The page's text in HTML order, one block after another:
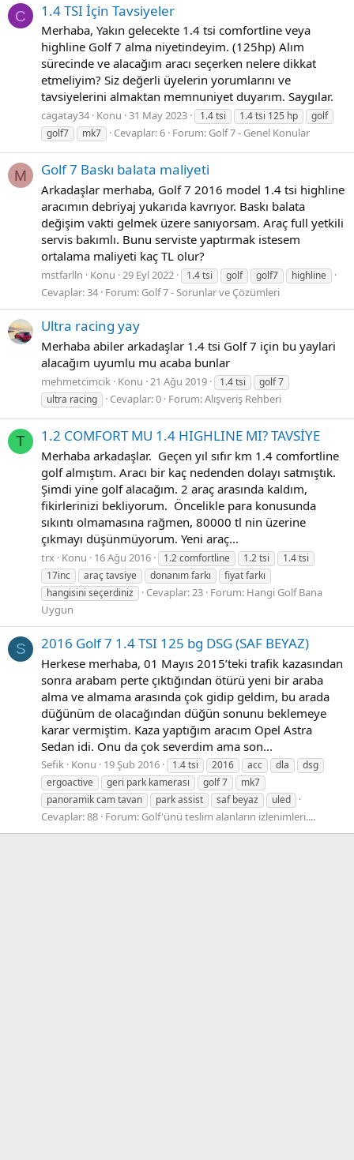
C 1.4 TSI İçin Tavsiyeler
Merhaba, Yakın gelecekte 1.4 tsi comfortline veya
highline Golf 7 alma niyetindeyim. (125hp) Alım
sürecinde ve alacağım aracı seçerken nelere dikkat
etmeliyim? Siz değerli üyelerin yorumlarını ve
tavsiyelerini almaktan memnuniyet duyarım. Saygılar.
cagatay34 Konu 31 May 2023 1.4 tsi 1.4 tsi 125 hp
golf
golf7
mk7 Cevaplar: 6 Forum: Golf 7 - Genel Konular
M Golf 7 Baskı balata maliyeti
Arkadaşlar merhaba, Golf 7 2016 model 1.4 tsi highline
aracımın debriyaj yukarıda kavrıyor. Baskı balata
değişim vakti gelmek üzere sanıyorsam. Araç full yetkili
servis bakımlı. Bunu serviste yaptırmak istesem
ortalama maliyeti kaç TL olur?
mstfarlln Konu 29 Eyl 2022 1.4 tsi golf golf7 highline
Cevaplar: 34 Forum: Golf 7 - Sorunlar ve Çözümleri
Ultra racing yay
Merhaba abiler arkadaşlar 1.4 tsi Golf 7 için bu yaylari
alacağım uyumlu mu acaba bunlar
mehmetcimcik Konu 21 Ağu 2019 1.4 tsi
golf 7
ultra racing
Cevaplar: 0 Forum:Alışveriş Rehberi
T 1.2 COMFORT MU 1.4 HIGHLINE MI? TAVSİYE
Merhaba arkadaşlar. Geçen yıl sıfır km 1.4 comfortline
golf almıştım. Aracı bir kaç nedenden dolayı satmıştık.
Şimdi yine golf alacağım. 2 araç arasında kaldım,
fikirlerinizi bekliyorum. Öncelikle para konusunda
sıkıntı olmamasına rağmen, 80000 tl nin üzerine
çıkmayı düşünmüyorum. Yeni araç...
trx Konu 16 Ağu 2016 1.2 comfortline 1.2 tsi
1.4 tsi
17inc
araç tavsiye donanım farkı
fiyat farkı
hangisini seçerdiniz
Cevaplar: 23 Forum: Hangi Golf Bana
Uygun
S 2016 Golf 7 1.4 TSI 125 bg DSG (SAF BEYAZ)
Herkese merhaba, 01 Mayıs 2015’teki trafik kazasından
sonra arabam perte çıktığından ötürü yeni bir araba
alma ve almama arasında çok gidip geldim, bu arada
düğünüm de olacağından düğün sonunu beklemeye
karar vermiştim. Kaza yaptığım aracım Opel Astra
Sedan idi. Onu da çok severdim ama son...
Sefik Konu 19 Şub 2016 1.4 tsi 2016 acc dla
dsg
ergoactive
geri park kamerası golf 7
mk7
panoramik cam tavan
park assist saf beyaz uled
Cevaplar: 88 Forum: Golf'ünü teslim alanların izlenimleri....